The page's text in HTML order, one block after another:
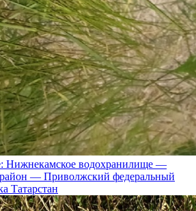
Нижнекамское водохранилище —
— Приволжский федеральный
Татарстан